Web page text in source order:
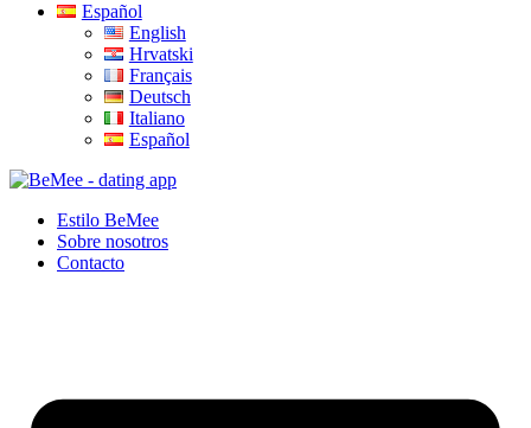
Español
English
Hrvatski
Français
Deutsch
Italiano
Español
Estilo BeMee
Sobre nosotros
Contacto